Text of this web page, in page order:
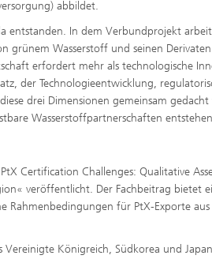
abbildet.
entstanden. In dem Verbundprojekt
grünem Wasserstoff und seinen
erfordert mehr als technologische
der Technologieentwicklung,
drei Dimensionen gemeinsam
Wasserstoffpartnerschaften
Certification Challenges: Qualitative
veröffentlicht. Der Fachbeitrag bietet
Rahmenbedingungen für PtX‑Exporte
Königreich, Südkorea und